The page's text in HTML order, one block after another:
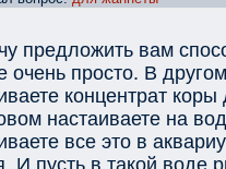
предложить вам
очень просто. В
концентрат
настаиваете на
все это в
И пусть в такой